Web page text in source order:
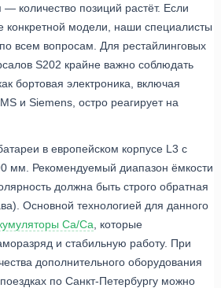
количество позиций растёт. Если
конкретной модели, наши специалисты
всем вопросам. Для рестайлинговых
S202 крайне важно соблюдать
бортовая электроника, включая
и Siemens, остро реагирует на
в европейском корпусе L3 с
мм. Рекомендуемый диапазон ёмкости
должна быть строго обратная
Основной технологией для данного
Ca/Ca , которые
и стабильную работу. При
дополнительного оборудования
по Санкт-Петербургу можно